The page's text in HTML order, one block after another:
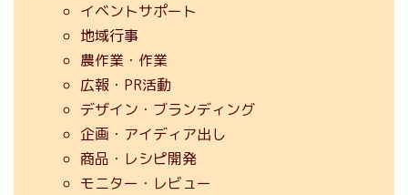
イベントサポート
地域行事
農作業・作業
広報・PR活動
デザイン・ブランディング
企画・アイディア出し
商品・レシピ開発
モニター・レビュー